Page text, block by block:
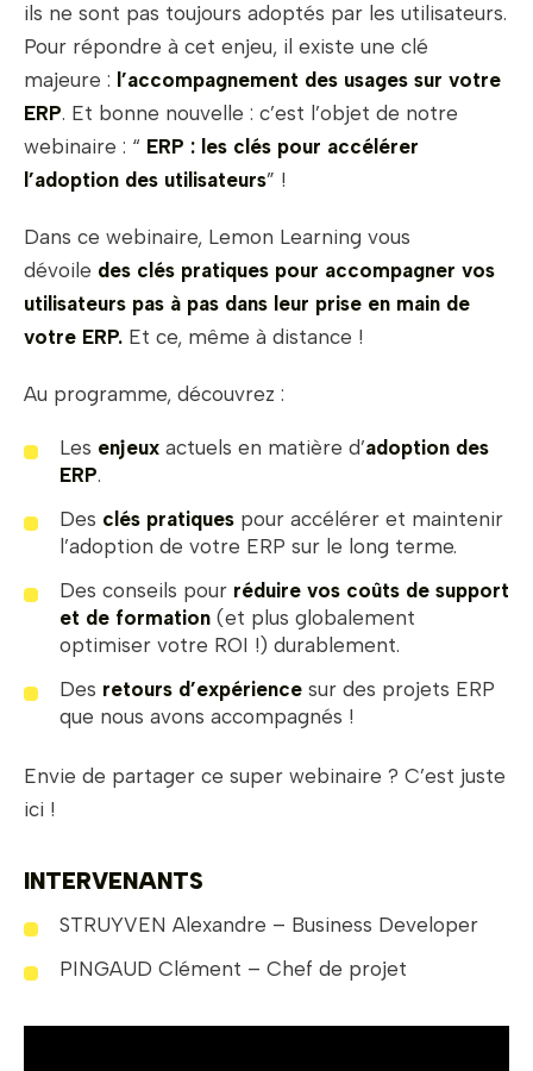
ils ne sont pas toujours adoptés par les utilisateurs.
Pour répondre à cet enjeu, il existe une clé
majeure : l’accompagnement des usages sur votre
ERP. Et bonne nouvelle : c’est l’objet de notre
webinaire : “ ERP : les clés pour accélérer
l’adoption des utilisateurs” !
Dans ce webinaire, Lemon Learning vous
dévoile des clés pratiques pour accompagner vos
utilisateurs pas à pas dans leur prise en main de
votre ERP. Et ce, même à distance !
Au programme, découvrez :
Les enjeux actuels en matière d’adoption des
ERP.
Des clés pratiques pour accélérer et maintenir
l’adoption de votre ERP sur le long terme.
Des conseils pour réduire vos coûts de support
et de formation (et plus globalement
optimiser votre ROI !) durablement.
Des retours d’expérience sur des projets ERP
que nous avons accompagnés !
Envie de partager ce super webinaire ? C’est juste
ici !
INTERVENANTS
STRUYVEN Alexandre – Business Developer
PINGAUD Clément – Chef de projet